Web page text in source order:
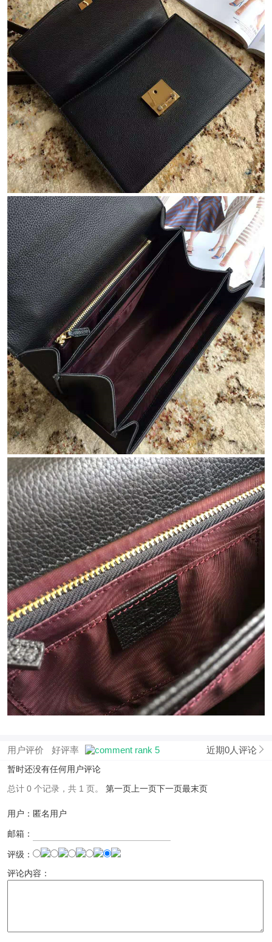
用户评价 好评率 近期0人评论
暂时还没有任何用户评论
总计 0 个记录，共 1 页。 第一页 上一页下一页最末页
用户：匿名用户
邮箱：
评级：
评论内容：